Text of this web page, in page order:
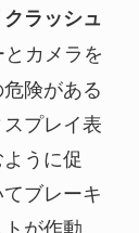
ラッシュ
カメラを
険がある
プレイ表
うに促
ブレーキ
が作動。